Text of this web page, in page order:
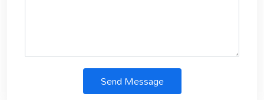
Send Message